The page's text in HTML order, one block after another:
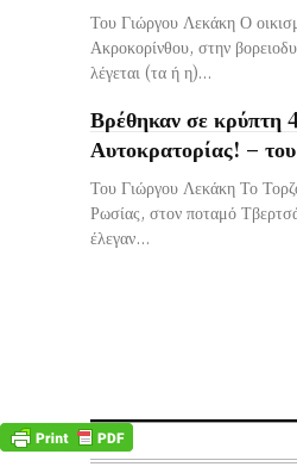
Του Γιώργου Λεκάκη Ο
Ακροκορίνθου, στην
λέγεται (τα ή η)...
Βρέθηκαν σε κρύπτη
Αυτοκρατορίας! –
Του Γιώργου Λεκάκη Το
Ρωσίας, στον ποταμό
έλεγαν...